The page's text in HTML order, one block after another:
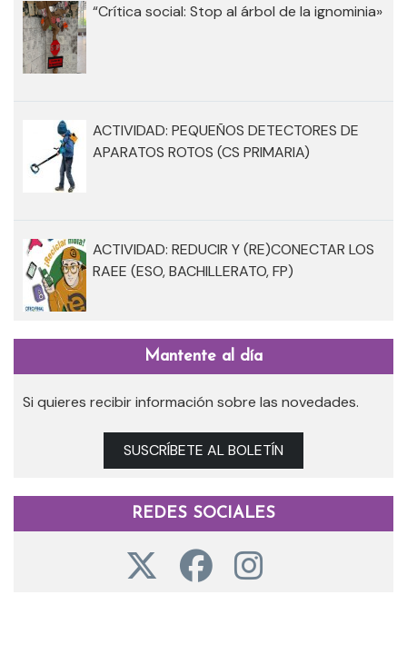
“Crítica social: Stop al árbol de la ignominia»
ACTIVIDAD: PEQUEÑOS DETECTORES DE
APARATOS ROTOS (CS PRIMARIA)
ACTIVIDAD: REDUCIR Y (RE)CONECTAR LOS
RAEE (ESO, BACHILLERATO, FP)
Mantente al día
Si quieres recibir información sobre las novedades.
SUSCRÍBETE AL BOLETÍN
REDES SOCIALES